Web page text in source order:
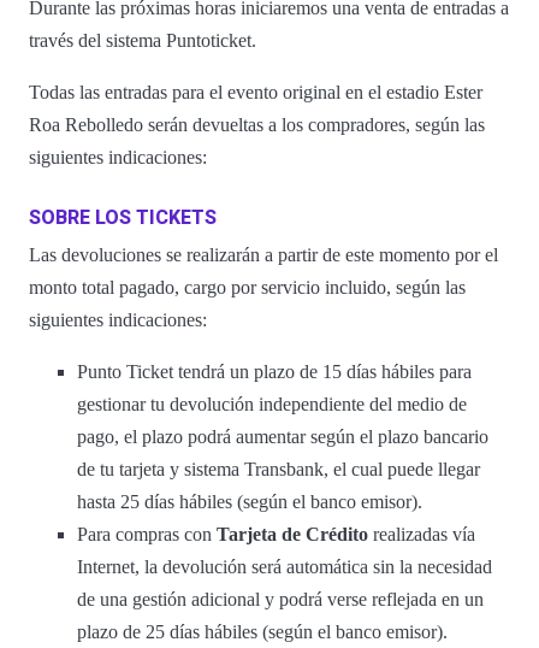
Durante las próximas horas iniciaremos una venta de entradas a
través del sistema Puntoticket.
Todas las entradas para el evento original en el estadio Ester
Roa Rebolledo serán devueltas a los compradores, según las
siguientes indicaciones:
SOBRE LOS TICKETS
Las devoluciones se realizarán a partir de este momento por el
monto total pagado, cargo por servicio incluido, según las
siguientes indicaciones:
Punto Ticket tendrá un plazo de 15 días hábiles para
gestionar tu devolución independiente del medio de
pago, el plazo podrá aumentar según el plazo bancario
de tu tarjeta y sistema Transbank, el cual puede llegar
hasta 25 días hábiles (según el banco emisor).
Para compras con Tarjeta de Crédito realizadas vía
Internet, la devolución será automática sin la necesidad
de una gestión adicional y podrá verse reflejada en un
plazo de 25 días hábiles (según el banco emisor).